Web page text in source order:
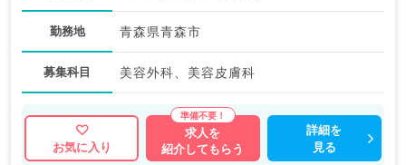
勤務地 青森県青森市
募集科目 美容外科、美容皮膚科
お気に入り
求人を
紹介してもらう
詳細を
見る